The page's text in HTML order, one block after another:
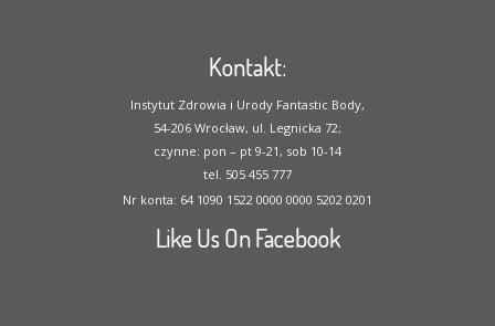
Kontakt:
Instytut Zdrowia i Urody Fantastic Body,
54-206 Wrocław, ul. Legnicka 72;
czynne: pon – pt 9-21, sob 10-14
tel. 505 455 777
Nr konta: 64 1090 1522 0000 0000 5202 0201
Like Us On Facebook